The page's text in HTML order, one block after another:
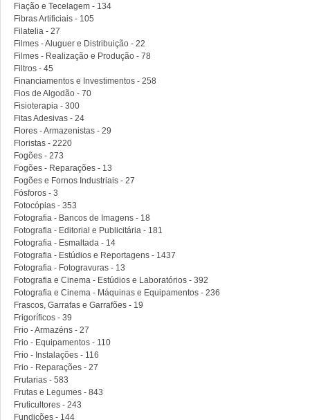
Fiação e Tecelagem - 134
Fibras Artificiais - 105
Filatelia - 27
Filmes - Aluguer e Distribuição - 22
Filmes - Realização e Produção - 78
Filtros - 45
Financiamentos e Investimentos - 258
Fios de Algodão - 70
Fisioterapia - 300
Fitas Adesivas - 24
Flores - Armazenistas - 29
Floristas - 2220
Fogões - 273
Fogões - Reparações - 13
Fogões e Fornos Industriais - 27
Fósforos - 3
Fotocópias - 353
Fotografia - Bancos de Imagens - 18
Fotografia - Editorial e Publicitária - 181
Fotografia - Esmaltada - 14
Fotografia - Estúdios e Reportagens - 1437
Fotografia - Fotogravuras - 13
Fotografia e Cinema - Estúdios e Laboratórios - 392
Fotografia e Cinema - Máquinas e Equipamentos - 236
Frascos, Garrafas e Garrafões - 19
Frigoríficos - 39
Frio - Armazéns - 27
Frio - Equipamentos - 110
Frio - Instalações - 116
Frio - Reparações - 27
Frutarias - 583
Frutas e Legumes - 843
Fruticultores - 243
Fundições - 144